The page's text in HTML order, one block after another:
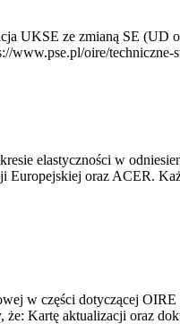
UKSE ze zmianą SE
www.pse.pl/oire/
elastyczności w
Europejskiej oraz ACER.
w części dotyczącej
Kartę aktualizacji oraz